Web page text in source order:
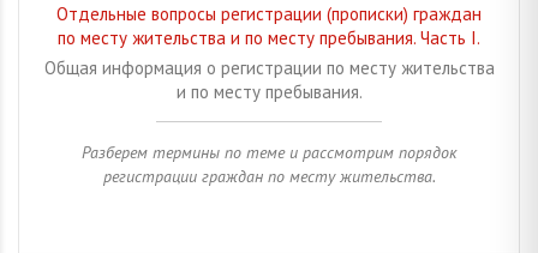
Отдельные вопросы регистрации (прописки) граждан
по месту жительства и по месту пребывания. Часть I.
Общая информация о регистрации по месту жительства
и по месту пребывания.
Разберем термины по теме и рассмотрим порядок
регистрации граждан по месту жительства.